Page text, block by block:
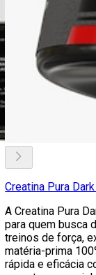
Creatina Pura
A Creatina Pura
para quem busca
treinos de força,
matéria-prima
rápida e eficácia